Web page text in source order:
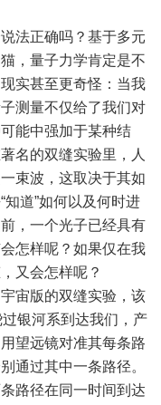
法正确吗？基于多元
，量子力学肯定是不
实甚至更奇怪：当我
测量不仅给了我们对
能中强加于某种结
名的双缝实验里，人
束波，这取决于其如
道”如何以及何时进
，一个光子已经具有
怎样呢？如果仅在我
又会怎样呢？
宙版的双缝实验，该
银河系到达我们，产
望远镜对准其每条路
通过其中一条路径。
路径在同一时间到达